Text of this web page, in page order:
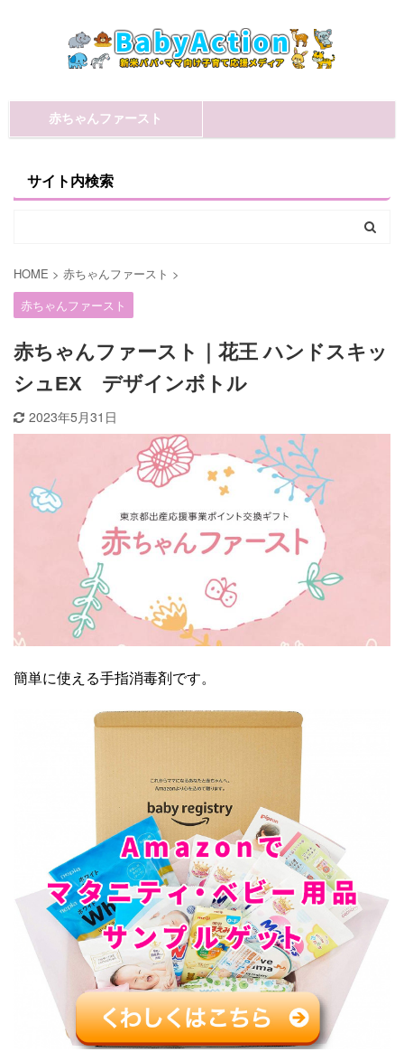
赤ちゃんファースト
サイト内検索
HOME > 赤ちゃんファースト >
赤ちゃんファースト
赤ちゃんファースト｜花王 ハンドスキッ
シュEX デザインボトル
2023年5月31日
簡単に使える手指消毒剤です。